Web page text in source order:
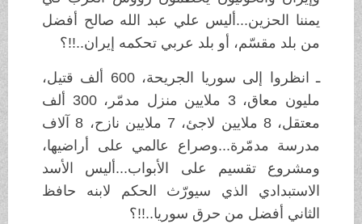
يمننا الحزين...أليس علي عبد الله صالح أفضل
من بلد مقسّم، أو بلد عربي تحكمه إيران..!!؟
ـ انظروا إلى سوريا الجريحة، 600 ألف قتيل،
مليون معاق، 3 ملايين منزل مدمّر، 300 ألف
معتقل، 8 ملايين لاجئ، 7 ملايين نازح، 8 آلاف
مدرسة مدمّرة...وصراع عالمي على أراضيها،
ومشروع تقسيم على الأبواب...أليس الأسد
الاستبدادي الذي سيورّث الحكم لابنه حافظ
الثاني أفضل من حرق سوريا..!!؟